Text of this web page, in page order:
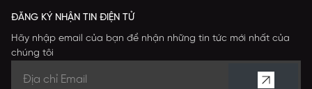
ĐĂNG KÝ NHẬN TIN ĐIỆN TỬ
Hãy nhập email của bạn để nhận những tin tức mới nhất của
chúng tôi